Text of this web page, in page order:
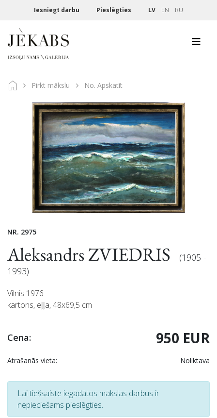
Iesniegt darbu Pieslēgties LV EN RU
Pirkt mākslu No. Apskatīt
NR. 2975
Aleksandrs ZVIEDRIS
(1905 -
1993)
Vilnis 1976
kartons, eļļa, 48x69,5 cm
Cena: 950 EUR
Atrašanās vieta: Noliktava
Lai tiešsaistē iegādātos mākslas darbus ir
nepieciešams pieslēgties.